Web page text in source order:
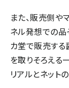
また、販売側や
ネル発想での品
カ堂で販売す
を取りそろえる
リアルとネット